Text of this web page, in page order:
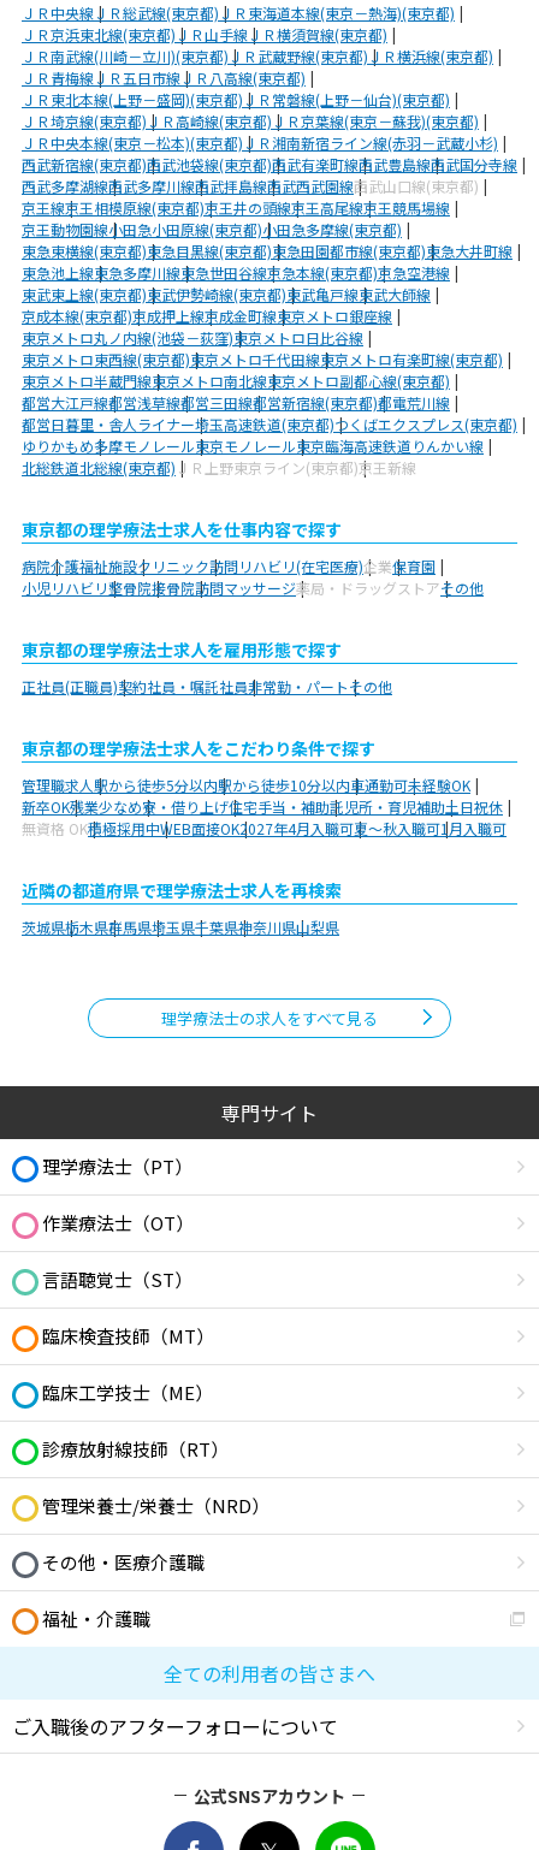
ＪＲ中央線ＪＲ総武線(東京都)ＪＲ東海道本線(東京－熱海)(東京都)
ＪＲ京浜東北線(東京都)ＪＲ山手線ＪＲ横須賀線(東京都)
ＪＲ南武線(川崎－立川)(東京都)ＪＲ武蔵野線(東京都)ＪＲ横浜線(東京都)
ＪＲ青梅線ＪＲ五日市線ＪＲ八高線(東京都)
ＪＲ東北本線(上野－盛岡)(東京都)ＪＲ常磐線(上野－仙台)(東京都)
ＪＲ埼京線(東京都)ＪＲ高崎線(東京都)ＪＲ京葉線(東京－蘇我)(東京都)
ＪＲ中央本線(東京－松本)(東京都)ＪＲ湘南新宿ライン線(赤羽－武蔵小杉)
西武新宿線(東京都)西武池袋線(東京都)西武有楽町線西武豊島線西武国分寺線
西武多摩湖線西武多摩川線西武拝島線西武西武園線西武山口線(東京都)
京王線京王相模原線(東京都)京王井の頭線京王高尾線京王競馬場線
京王動物園線小田急小田原線(東京都)小田急多摩線(東京都)
東急東横線(東京都)東急目黒線(東京都)東急田園都市線(東京都)東急大井町線
東急池上線東急多摩川線東急世田谷線京急本線(東京都)京急空港線
東武東上線(東京都)東武伊勢崎線(東京都)東武亀戸線東武大師線
京成本線(東京都)京成押上線京成金町線東京メトロ銀座線
東京メトロ丸ノ内線(池袋－荻窪)東京メトロ日比谷線
東京メトロ東西線(東京都)東京メトロ千代田線東京メトロ有楽町線(東京都)
東京メトロ半蔵門線東京メトロ南北線東京メトロ副都心線(東京都)
都営大江戸線都営浅草線都営三田線都営新宿線(東京都)都電荒川線
都営日暮里・舎人ライナー埼玉高速鉄道(東京都)つくばエクスプレス(東京都)
ゆりかもめ多摩モノレール東京モノレール東京臨海高速鉄道りんかい線
北総鉄道北総線(東京都) ＪＲ上野東京ライン(東京都)京王新線
東京都の理学療法士求人を仕事内容で探す
病院介護福祉施設クリニック訪問リハビリ(在宅医療)企業保育園
小児リハビリ整骨院接骨院訪問マッサージ薬局・ドラッグストアその他
東京都の理学療法士求人を雇用形態で探す
正社員(正職員)契約社員・嘱託社員非常勤・パートその他
東京都の理学療法士求人をこだわり条件で探す
管理職求人駅から徒歩5分以内駅から徒歩10分以内車通勤可未経験OK
新卒OK残業少なめ寮・借り上げ住宅手当・補助託児所・育児補助土日祝休
無資格 OK積極採用中WEB面接OK2027年4月入職可夏～秋入職可1月入職可
近隣の都道府県で理学療法士求人を再検索
茨城県栃木県群馬県埼玉県千葉県神奈川県山梨県
理学療法士の求人をすべて見る
専門サイト
理学療法士（PT）
作業療法士（OT）
言語聴覚士（ST）
臨床検査技師（MT）
臨床工学技士（ME）
診療放射線技師（RT）
管理栄養士/栄養士（NRD）
その他・医療介護職
福祉・介護職
全ての利用者の皆さまへ
ご入職後のアフターフォローについて
公式SNSアカウント